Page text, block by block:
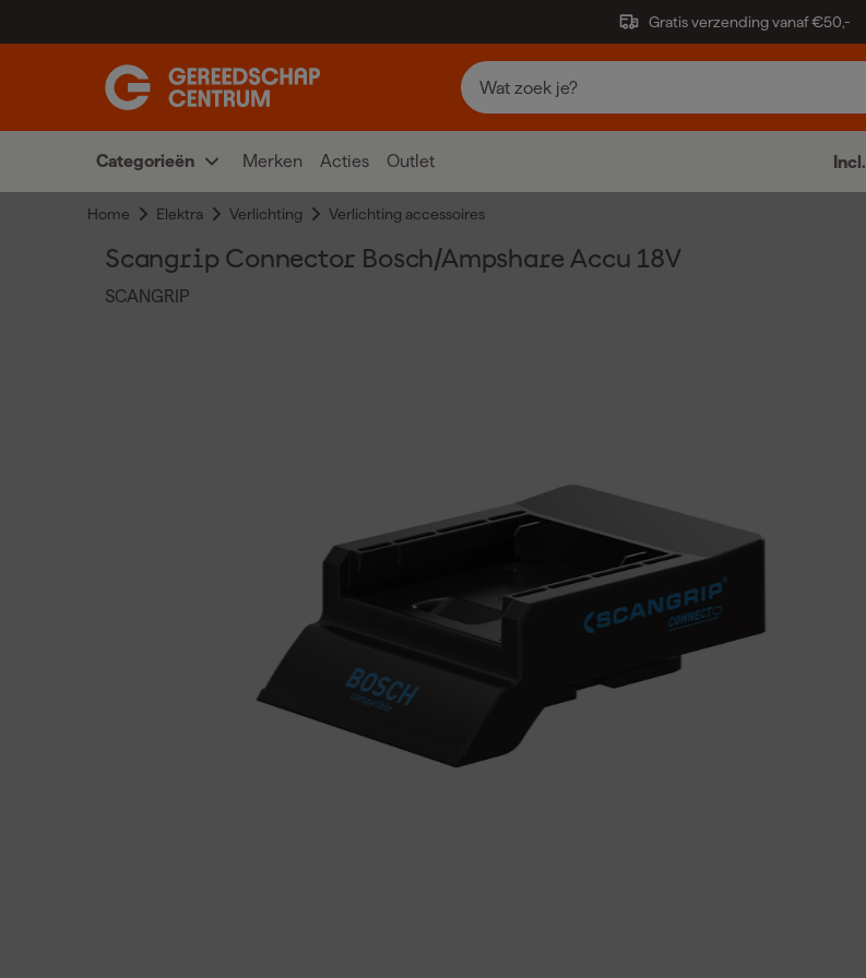
Gratis verzending vanaf €50,-
Categorieën Merken Acties Outlet Incl.
Home Elektra Verlichting Verlichting accessoires
Scangrip Connector Bosch/Ampshare Accu 18V
SCANGRIP